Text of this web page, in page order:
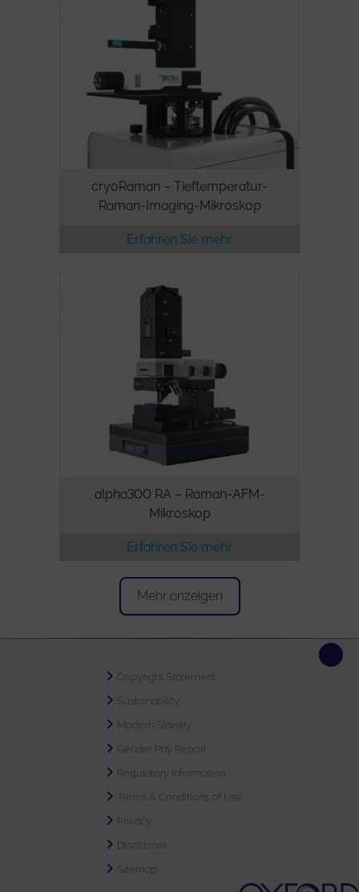
cryoRaman – Tieftemperatur-
Raman-Imaging-Mikroskop
Erfahren Sie mehr
alpha300 RA – Raman-AFM-
Mikroskop
Erfahren Sie mehr
Mehr anzeigen
Copyright Statement
Sustainability
Modern Slavery
Gender Pay Report
Regulatory Information
Terms & Conditions of Use
Privacy
Disclaimer
Sitemap